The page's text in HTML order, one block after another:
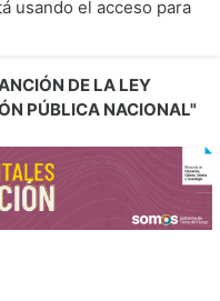
DE LA LEY
PÚBLICA NACIONAL"
usando el acceso para